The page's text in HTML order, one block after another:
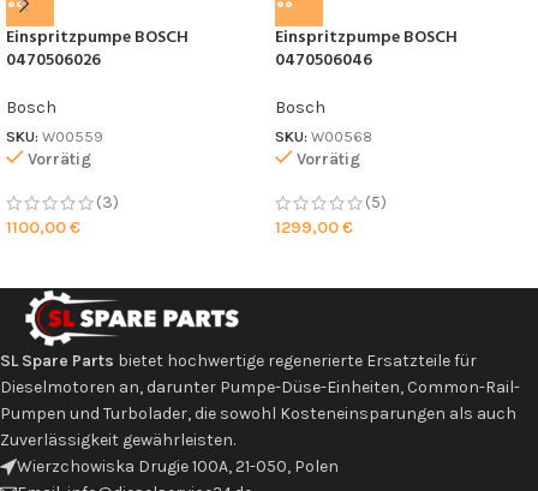
Einspritzpumpe BOSCH
0470506026
Bosch
SKU: W00559
Vorrätig
(3)
1100,00€
Einspritzpumpe BOSCH
0470506046
Bosch
SKU: W00568
Vorrätig
(5)
1299,00€
SL Spare Parts bietet hochwertige regenerierte Ersatzteile für
Dieselmotoren an, darunter Pumpe-Düse-Einheiten, Common-Rail-
Pumpen und Turbolader, die sowohl Kosteneinsparungen als auch
Zuverlässigkeit gewährleisten.
Wierzchowiska Drugie 100A, 21-050, Polen